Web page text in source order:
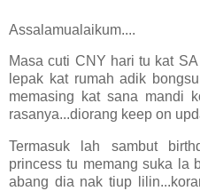
Assalamualaikum....
Masa cuti CNY hari tu kat
lepak kat rumah adik
memasing kat sana mandi
rasanya...diorang keep on
Termasuk lah sambut
princess tu memang suka la
abang dia nak tiup